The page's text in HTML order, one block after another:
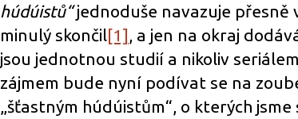
húdúistů“jednoduše navazuje přesně
minulý skončil[1] , a jen na okraj
jsou jednotnou studií a nikoliv
zájmem bude nyní podívat se na
„šťastným húdúistům“, o kterých